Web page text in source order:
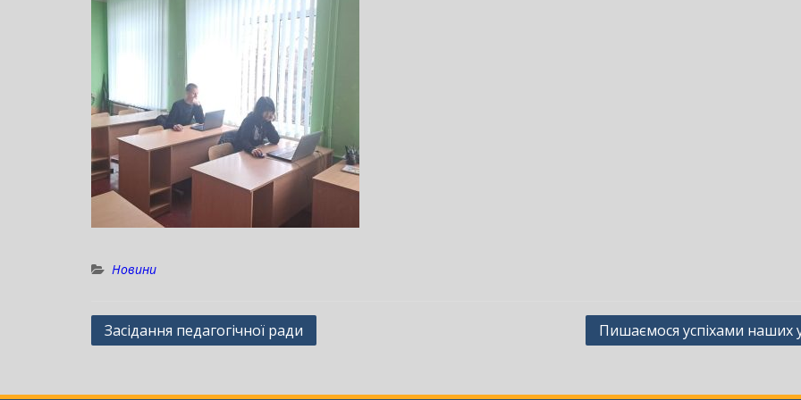
Новини
Навігація
Засідання педагогічної ради Пишаємося успіхами наших